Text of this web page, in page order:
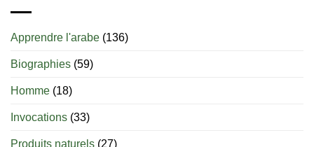
:
Apprendre l'arabe (136)
Biographies (59)
Homme (18)
Invocations (33)
Produits naturels (27)